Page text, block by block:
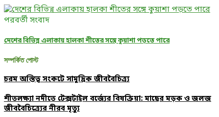
পরবর্তী সংবাদ
দেশের বিভিন্ন এলাকায় হালকা শীতের সঙ্গে কুয়াশা পড়তে পারে
সম্পর্কিত পোস্ট
চরম অস্তিত্ব সংকটে সামুদ্রিক জীববৈচিত্র্য
শীতলক্ষ্যা নদীতে টেক্সটাইল বর্জ্যের বিষক্রিয়া: মাছের মড়ক ও জলজ
জীববৈচিত্র্যের নীরব মৃত্যু